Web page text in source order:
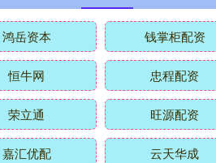
鸿岳资本 钱掌柜配资
恒牛网 忠程配资
荣立通 旺源配资
嘉汇优配 云天华成